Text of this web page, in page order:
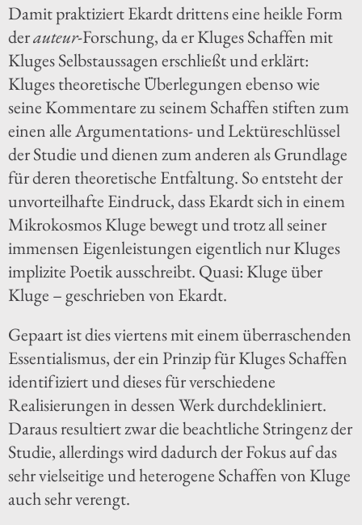
Damit praktiziert Ekardt drittens eine heikle Form
derauteur-Forschung, da er Kluges Schaffen mit
Kluges Selbstaussagen erschließt und erklärt:
Kluges theoretische Überlegungen ebenso wie
seine Kommentare zu seinem Schaffen stiften zum
einen alle Argumentations- und Lektüreschlüssel
der Studie und dienen zum anderen als Grundlage
für deren theoretische Entfaltung. So entsteht der
unvorteilhafte Eindruck, dass Ekardt sich in einem
Mikrokosmos Kluge bewegt und trotz all seiner
immensen Eigenleistungen eigentlich nur Kluges
implizite Poetik ausschreibt. Quasi: Kluge über
Kluge – geschrieben von Ekardt.
Gepaart ist dies viertens mit einem überraschenden
Essentialismus, der ein Prinzip für Kluges Schaffen
identifiziert und dieses für verschiedene
Realisierungen in dessen Werk durchdekliniert.
Daraus resultiert zwar die beachtliche Stringenz der
Studie, allerdings wird dadurch der Fokus auf das
sehr vielseitige und heterogene Schaffen von Kluge
auch sehr verengt.